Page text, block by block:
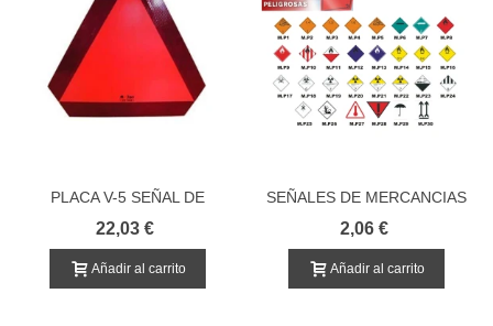
PLACA V-5 SEÑAL DE
VEHICULOS LENTOS
22,03 €
Añadir al carrito
SEÑALES DE MERCANCIAS
PELIGROSAS
2,06 €
Añadir al carrito